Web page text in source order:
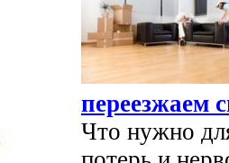
переезжаем
Что нужно